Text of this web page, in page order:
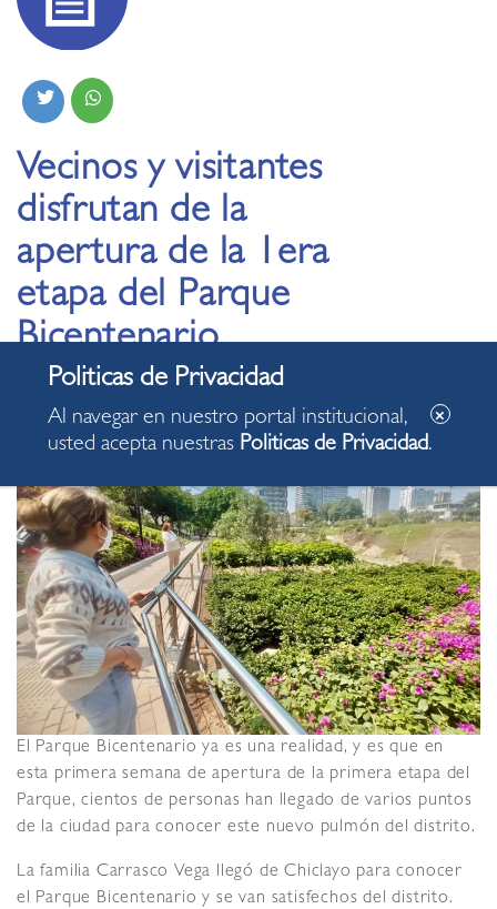
Vecinos y visitantes
disfrutan de la
apertura de la 1era
etapa del Parque
Bicentenario
16.06.2022
El Parque Bicentenario ya es una realidad, y es que en
esta primera semana de apertura de la primera etapa del
Parque, cientos de personas han llegado de varios puntos
de la ciudad para conocer este nuevo pulmón del distrito.
La familia Carrasco Vega llegó de Chiclayo para conocer
el Parque Bicentenario y se van satisfechos del distrito.
Al navegar en nuestro portal institucional,
usted acepta nuestras Politicas de Privacidad.